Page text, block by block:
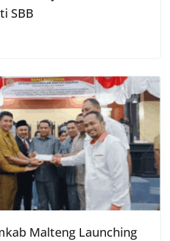
SBB
Malteng Launching